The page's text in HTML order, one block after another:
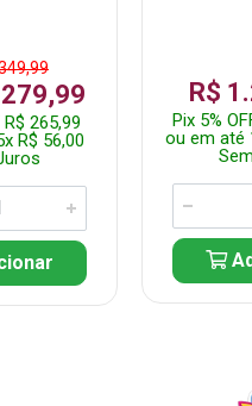
R$ 265,99
R$ 56,00
R$
Pix 5%
ou em até